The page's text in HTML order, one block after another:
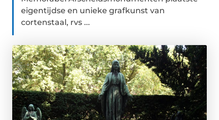
eigentijdse en unieke grafkunst van
cortenstaal, rvs ...